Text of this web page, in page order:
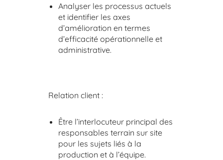
Analyser les processus actuels
et identifier les axes
d’amélioration en termes
d’efficacité opérationnelle et
administrative.
Relation client :
Être l’interlocuteur principal des
responsables terrain sur site
pour les sujets liés à la
production et à l’équipe.